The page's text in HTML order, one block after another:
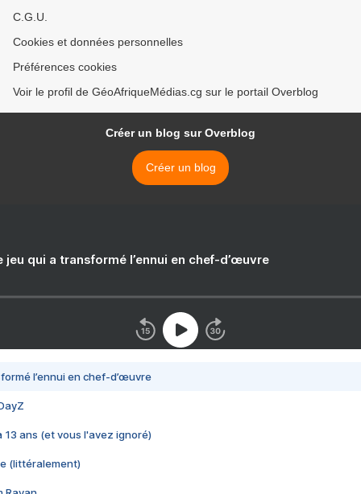
C.G.U.
Cookies et données personnelles
Préférences cookies
Voir le profil de GéoAfriqueMédias.cg sur le portail Overblog
Créer un blog sur Overblog
Créer un blog
jeu qui a transformé l’ennui en chef-d’œuvre
l’ennui en chef-d’œuvre
13 ans (et vous l'avez ignoré)
(littéralement)